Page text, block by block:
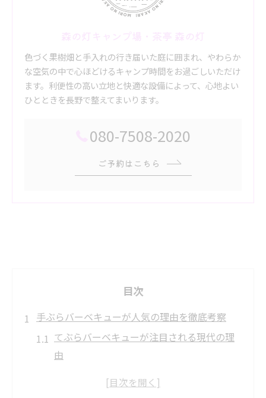
色づく果樹畑と手入れの行き届いた庭に囲まれ、やわらか
な空気の中で心ほどけるキャンプ時間をお過ごしいただけ
ます。利便性の高い立地と快適な設備によって、心地よい
ひとときを長野で整えてまいります。
080-7508-2020
ご予約はこちら
目次
手ぶらバーベキューが人気の理由を徹底考察
てぶらバーベキューが注目される現代の理
由
手間を減らすてぶらバーベキューの魅力と